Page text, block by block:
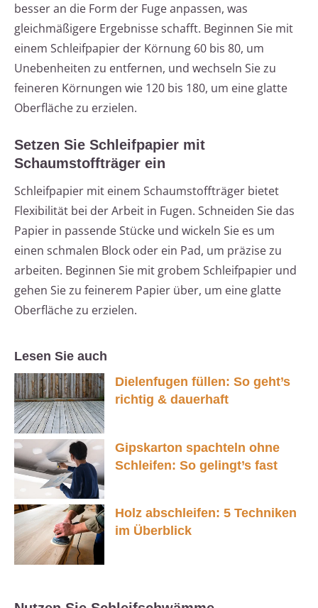
besser an die Form der Fuge anpassen, was
gleichmäßigere Ergebnisse schafft. Beginnen Sie mit
einem Schleifpapier der Körnung 60 bis 80, um
Unebenheiten zu entfernen, und wechseln Sie zu
feineren Körnungen wie 120 bis 180, um eine glatte
Oberfläche zu erzielen.
Setzen Sie Schleifpapier mit
Schaumstoffträger ein
Schleifpapier mit einem Schaumstoffträger bietet
Flexibilität bei der Arbeit in Fugen. Schneiden Sie das
Papier in passende Stücke und wickeln Sie es um
einen schmalen Block oder ein Pad, um präzise zu
arbeiten. Beginnen Sie mit grobem Schleifpapier und
gehen Sie zu feinerem Papier über, um eine glatte
Oberfläche zu erzielen.
Lesen Sie auch
Dielenfugen füllen: So geht’s
richtig & dauerhaft
Gipskarton spachteln ohne
Schleifen: So gelingt’s fast
Holz abschleifen: 5 Techniken
im Überblick